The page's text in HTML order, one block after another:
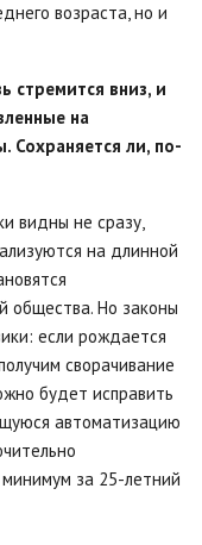
возраста, но и
стремится вниз, и
на
Сохраняется ли, по-
видны не сразу,
на длинной
общества. Но законы
если рождается
сворачивание
будет исправить
автоматизацию
минимум за 25-летний